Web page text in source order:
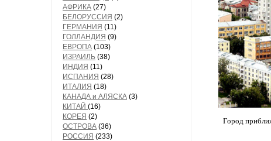
АФРИКА (27)
БЕЛОРУССИЯ (2)
ГЕРМАНИЯ (11)
ГОЛЛАНДИЯ (9)
ЕВРОПА (103)
ИЗРАИЛЬ (38)
ИНДИЯ (11)
ИСПАНИЯ (28)
ИТАЛИЯ (18)
КАНАДА и АЛЯСКА (3)
КИТАЙ (16)
КОРЕЯ (2)
ОСТРОВА (36)
РОССИЯ (233)
Город